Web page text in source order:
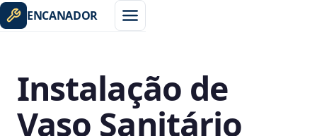
ENCANADOR
Instalação de
Vaso Sanitário